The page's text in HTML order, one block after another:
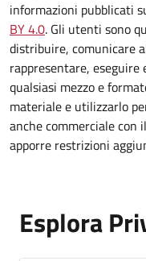
informazioni pubblicati
BY 4.0. Gli utenti sono
distribuire, comunicare
rappresentare,
qualsiasi mezzo e
materiale e utilizzarlo
anche commerciale con
apporre restrizioni
Esplora